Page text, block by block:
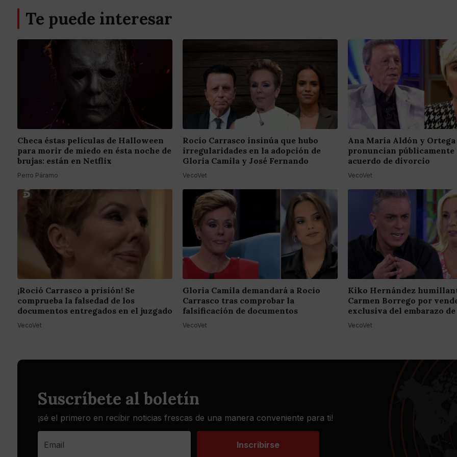
Te puede interesar
Checa éstas películas de Halloween
para morir de miedo en ésta noche de
brujas: están en Netflix
Perro Páramo
Rocío Carrasco insinúa que hubo
irregularidades en la adopción de
Gloria Camila y José Fernando
VecoVet
Ana María Aldón y Ortega
pronuncian públicamente
acuerdo de divorcio
VecoVet
¡Roció Carrasco a prisión! Se
comprueba la falsedad de los
documentos entregados en el juzgado
VecoVet
Gloria Camila demandará a Rocío
Carrasco tras comprobar la
falsificación de documentos
VecoVet
Kiko Hernández
Carmen Borrego por
exclusiva del embarazo
VecoVet
Suscríbete al boletín
¡sé el primero en recibir noticias frescas de una manera conveniente para ti!
Inscribirse